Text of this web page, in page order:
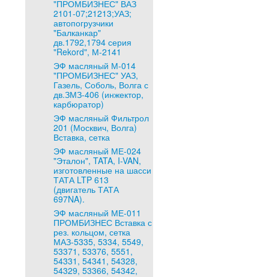
"ПРОМБИЗНЕС" ВАЗ
2101-07;21213;УАЗ;
автопогрузчики
"Балканкар"
дв.1792,1794 серия
"Rekord", М-2141
ЭФ масляный М-014
"ПРОМБИЗНЕС" УАЗ,
Газель, Соболь, Волга с
дв.ЗМЗ-406 (инжектор,
карбюратор)
ЭФ масляный Фильтрол
201 (Москвич, Волга)
Вставка, сетка
ЭФ масляный МЕ-024
"Эталон", TATA, I-VAN,
изготовленные на шасси
ТАТА LTP 613
(двигатель ТАТА
697NA).
ЭФ масляный МЕ-011
ПРОМБИЗНЕС Вставка с
рез. кольцом, сетка
МАЗ-5335, 5334, 5549,
53371, 53376, 5551,
54331, 54341, 54328,
54329, 53366, 54342,